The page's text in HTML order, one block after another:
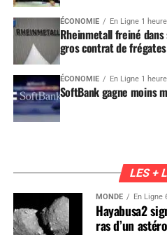
ÉCONOMIE En Ligne 1 heure
Rheinmetall freiné dans
gros contrat de frégates
ÉCONOMIE En Ligne 1 heure
SoftBank gagne moins
LES +
MONDE En Ligne
Hayabusa2
ras d’un